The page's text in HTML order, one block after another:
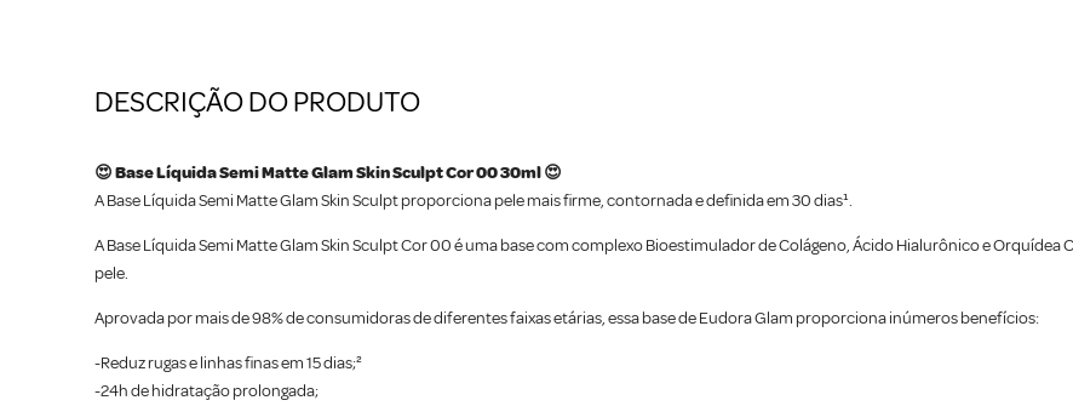
DESCRIÇÃO DO PRODUTO
😍 Base Líquida Semi Matte Glam Skin Sculpt Cor 00 30ml 😍
A Base Líquida Semi Matte Glam Skin Sculpt proporciona pele mais firme, contornada e definida em 30 dias¹.
A Base Líquida Semi Matte Glam Skin Sculpt Cor 00 é uma base com complexo Bioestimulador de Colágeno, Ácido Hialurônico e
pele.
Aprovada por mais de 98% de consumidoras de diferentes faixas etárias, essa base de Eudora Glam proporciona inúmeros benefícios:
-Reduz rugas e linhas finas em 15 dias;²
-24h de hidratação prolongada;